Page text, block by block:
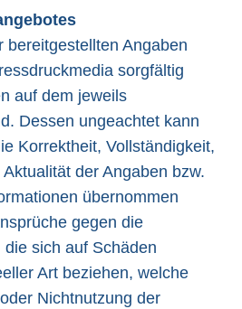
bereitgestellten Angaben
sorgfältig
auf dem jeweils
Dessen ungeachtet kann
Korrektheit, Vollständigkeit,
der Angaben bzw.
übernommen
gegen die
sich auf Schäden
Art beziehen, welche
Nichtnutzung der